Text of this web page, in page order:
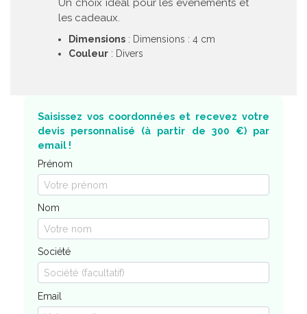
Un choix idéal pour les événements et
les cadeaux.
Dimensions : Dimensions : 4 cm
Couleur : Divers
Saisissez vos coordonnées et recevez votre
devis personnalisé (à partir de 300 €) par
email !
Prénom
Nom
Société
Email